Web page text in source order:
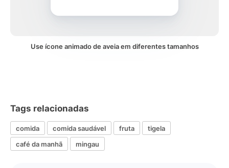
Use ícone animado de aveia em diferentes tamanhos
Tags relacionadas
comida comida saudável fruta
tigela
café da manhã
mingau